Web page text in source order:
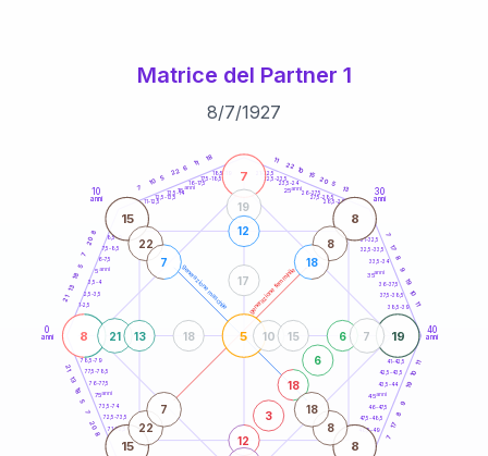
Matrice del Partner 1
8/7/1927
generazione maschile generazione femminile
0
anni
10
anni
30
anni
40
anni
1-2,5
2,5-3,5
3,5-4
6-7,5
7,5-8,5
8,5-9
11-12,5
12,5-13,5
13,5-14
16-17,5
17,5-18,5
18,5-19
21-22,5
22,5-23,5
23,5-24
26-27,5
27,5-28,5
28,5-29
31-32,5
32,5-33,5
33,5-34
36-37,5
37,5-38,5
38,5-39
41-42,5
42,5-43,5
43,5-44
46-47,5
47,5-48,5
48,5-49
71-72,5
72,5-73,5
73,5-74
76-77,5
77,5-78,5
78,5-79
21
13
18
5
7
20
8
7
10
5
22 6
11
18 11
22 10
15
20 5
13
7
17
8
9
19
10
11
11
10
19
9
8
17
7
8
20
7
5
18
13
21
8
7
19
5
15 8
15 8
12
3
18
6
6
21
19
7
13
12
10 15
18
17
22
7
8
18
22
7
8
18
5anni
15 anni 25anni
35anni
45anni
75anni